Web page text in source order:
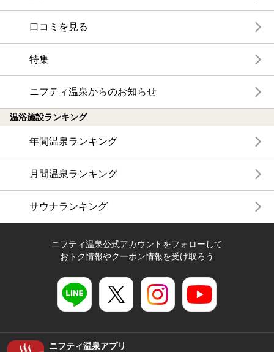
口コミを見る
特集
ニフティ温泉からのお知らせ
温浴施設ランキング
年間温泉ランキング
月間温泉ランキング
サウナランキング
ニフティ温泉公式アカウントをフォローして
おトク情報やクーポン情報を受け取ろう
ニフティ温泉アプリ